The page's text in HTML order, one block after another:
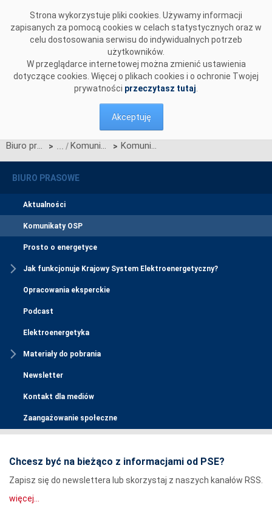
Strona wykorzystuje pliki cookies. Używamy informacji
zapisanych za pomocą cookies w celach statystycznych oraz w
celu dostosowania serwisu do indywidualnych potrzeb
użytkowników.
W przeglądarce internetowej można zmienić ustawienia
dotyczące cookies. Więcej o plikach cookies i o ochronie Twojej
prywatności przeczytasz tutaj
Akceptuję
Biuro prasowe > Komunikaty OSP > Komunikat OSP dotyczący zawieszenia procesu Jednolitego łączenia Rynków Dnia Bieżącego w dn. 02/03.12.2025
BIURO PRASOWE
Aktualności
Komunikaty OSP
Prosto o energetyce
Jak funkcjonuje Krajowy System Elektroenergetyczny?
Opracowania eksperckie
Podcast
Elektroenergetyka
Materiały do pobrania
Newsletter
Kontakt dla mediów
Zaangażowanie społeczne
Chcesz być na bieżąco z informacjami od PSE?
Zapisz się do newslettera lub skorzystaj z naszych kanałów RSS.
więcej...